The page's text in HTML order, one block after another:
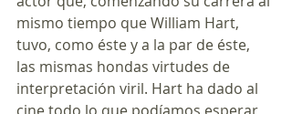
mismo tiempo que William Hart,
tuvo, como éste y a la par de éste,
las mismas hondas virtudes de
interpretación viril. Hart ha dado al